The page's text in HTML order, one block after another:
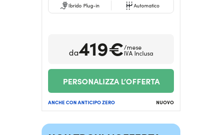
Ibrido Plug-in Automatico
da419€/mese
IVA Inclusa
PERSONALIZZA L’OFFERTA
ANCHE CON ANTICIPO ZERO NUOVO